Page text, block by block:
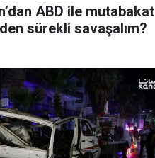
ABD ile mutabakat
sürekli savaşalım?